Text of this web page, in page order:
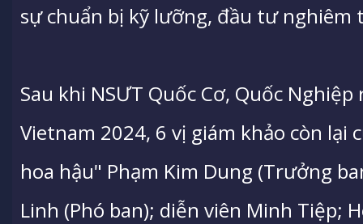
sự chuẩn bị kỹ lưỡng, đầu tư
Sau khi NSƯT Quốc Cơ, Quốc
Vietnam 2024, 6 vị giám khảo còn lại
hoa hậu" Phạm Kim Dung (Trưởng
Linh (Phó ban); diễn viên Minh Tiệp;